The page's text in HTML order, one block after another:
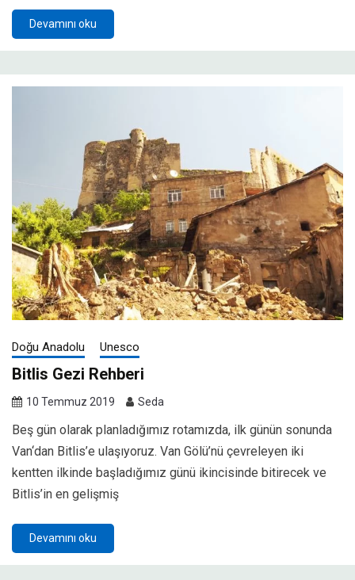
Devamını oku
Doğu Anadolu Unesco
Bitlis Gezi Rehberi
10 Temmuz 2019 Seda
Beş gün olarak planladığımız rotamızda, ilk günün sonunda
Van‘dan Bitlis’e ulaşıyoruz. Van Gölü’nü çevreleyen iki
kentten ilkinde başladığımız günü ikincisinde bitirecek ve
Bitlis’in en gelişmiş
Devamını oku